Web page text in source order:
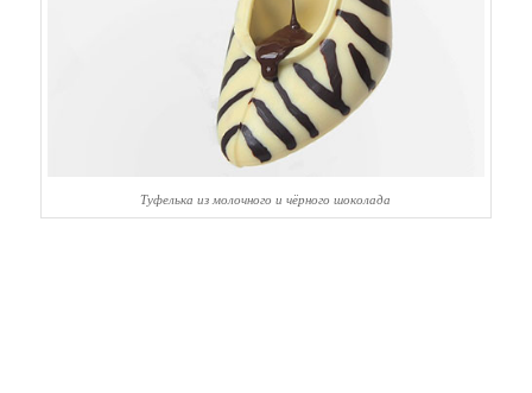
Туфелька из молочного и чёрного шоколада